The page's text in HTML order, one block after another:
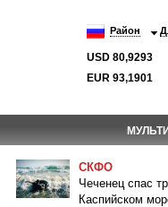
Район
USD 80,9293
EUR 93,1901
СКФО
Чеченец спас
Каспийском